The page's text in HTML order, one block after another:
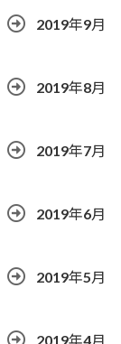
2019年9月
2019年8月
2019年7月
2019年6月
2019年5月
2019年4月